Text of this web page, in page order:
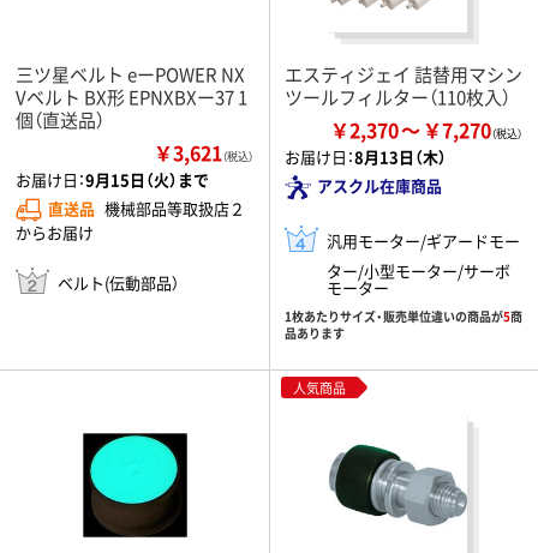
三ツ星ベルト eーPOWER NX
Vベルト BX形 EPNXBXー37 1
個（直送品）
￥3,621（税込）
お届け日：9月15日（火）まで
直送品 機械部品等取扱店２
からお届け
ベルト(伝動部品）
エスティジェイ 詰替用マシン
ツールフィルター（110枚入）
￥2,370 ￥7,270
お届け日：8月13日（木）
アスクル在庫商品
汎用モーター/ギアードモー
ター/小型モーター/サーボ
モーター
1枚あたりサイズ・販売単位違いの商品が5商
品あります
人気商品